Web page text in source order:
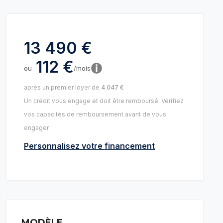
13 490 €
ou 112 €/mois
après un premier loyer de 4 047 €
Un crédit vous engage et doit être remboursé. Vérifiez
vos capacités de remboursement avant de vous
engager.
Personnalisez votre financement